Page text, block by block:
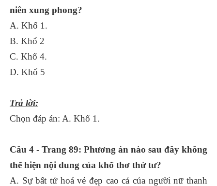
niên xung phong?
A. Khổ 1.
B. Khổ 2
C. Khổ 4.
D. Khổ 5
Trả lời:
Chọn đáp án: A. Khổ 1.
Câu 4 - Trang 89: Phương án nào sau đây không
thể hiện nội dung của khổ thơ thứ tư?
A. Sự bất tử hoá vẻ đẹp cao cả của người nữ thanh